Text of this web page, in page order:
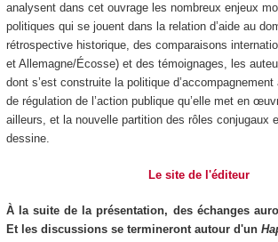
analysent dans cet ouvrage les nombreux enjeux
politiques qui se jouent dans la relation d’aide au
rétrospective historique, des comparaisons
et Allemagne/Écosse) et des témoignages, les
dont s’est construite la politique
de régulation de l’action publique qu’elle met en
ailleurs, et la nouvelle partition des rôles conjugaux
dessine.
Le site de l'éditeur
À la suite de la présentation, des échanges
Et les discussions se termineront autour d'un